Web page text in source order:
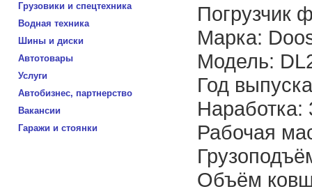
Грузовики и спецтехника
Водная техника
Шины и диски
Автотовары
Услуги
Автобизнес, партнерство
Вакансии
Гаражи и стоянки
Погрузчик
Марка:
Модель:
Год
Наработка:
Рабочая
Объём